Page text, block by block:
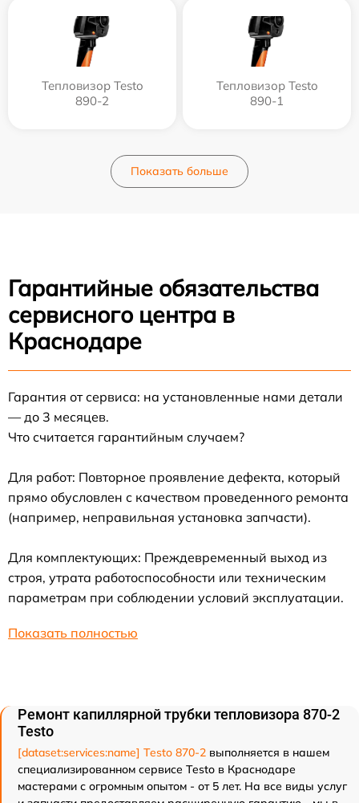
Тепловизор Testo
890-2
Тепловизор Testo
890-1
Показать больше
Гарантийные обязательства
сервисного центра в
Краснодаре
Гарантия от сервиса: на установленные нами детали
— до 3 месяцев.
Что считается гарантийным случаем?
Для работ: Повторное проявление дефекта, который
прямо обусловлен с качеством проведенного ремонта
(например, неправильная установка запчасти).
Для комплектующих: Преждевременный выход из
строя, утрата работоспособности или техническим
параметрам при соблюдении условий эксплуатации.
Показать полностью
Ремонт капиллярной трубки тепловизора 870-2
Testo
[dataset:services:name] Testo 870-2 выполняется в нашем
специализированном сервисе Testo в Краснодаре
мастерами с огромным опытом - от 5 лет. На все виды услуг